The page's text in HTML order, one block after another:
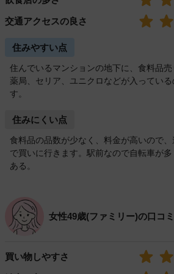
交通アクセスの良さ
住みやすい点
住んでいるマンションの地下に、食料品
薬局、セリア、ユニクロなどが入ってい
す。
住みにくい点
食料品の品数が少なく、料金が高いので
で買いに行きます。駅前なので自転車が
ある。
女性49歳(ファミリー)の口コ
買い物しやすさ